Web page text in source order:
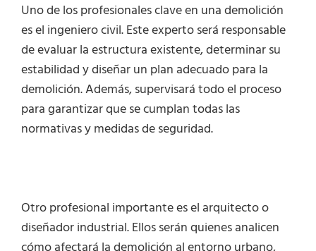
Uno de los profesionales clave en una demolición
es el ingeniero civil. Este experto será responsable
de evaluar la estructura existente, determinar su
estabilidad y diseñar un plan adecuado para la
demolición. Además, supervisará todo el proceso
para garantizar que se cumplan todas las
normativas y medidas de seguridad.
Otro profesional importante es el arquitecto o
diseñador industrial. Ellos serán quienes analicen